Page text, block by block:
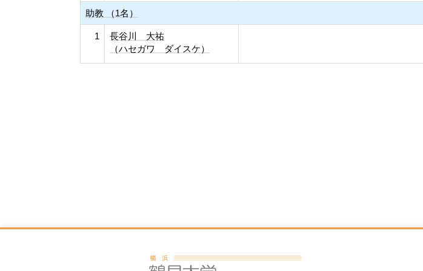
助教 （1名）
1
長谷川 大祐
（ハセガワ ダイスケ）